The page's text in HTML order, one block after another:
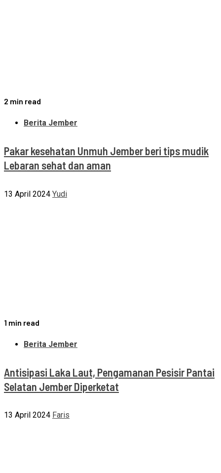
2 min read
Berita Jember
Pakar kesehatan Unmuh Jember beri tips mudik
Lebaran sehat dan aman
13 April 2024 Yudi
1 min read
Berita Jember
Antisipasi Laka Laut, Pengamanan Pesisir Pantai
Selatan Jember Diperketat
13 April 2024 Faris